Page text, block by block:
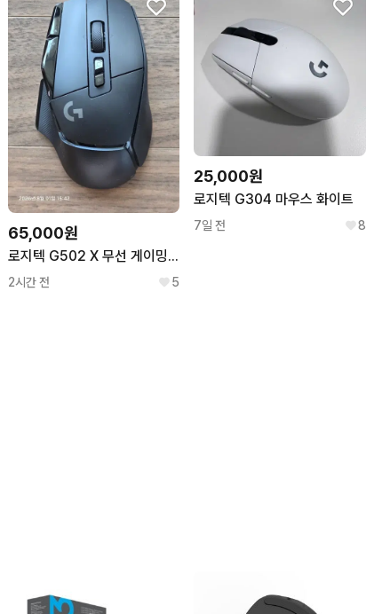
65,000원
로지텍 G502 X 무선 게이밍 마우스 블랙
2시간 전 5
25,000원
로지텍 G304 마우스 화이트
7일 전 8